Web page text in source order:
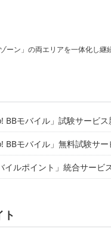
ン」の両エリアを一体化し継
BBモバイル」試験サービ
BBモバイル」無料試験サ
イルポイント」統合サービ